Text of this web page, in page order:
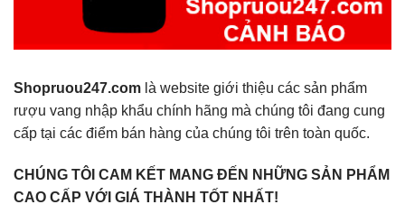
Shopruou247.com là website giới thiệu các sản phẩm
rượu vang nhập khẩu chính hãng mà chúng tôi đang cung
cấp tại các điểm bán hàng của chúng tôi trên toàn quốc.
CHÚNG TÔI CAM KẾT MANG ĐẾN NHỮNG SẢN PHẨM
CAO CẤP VỚI GIÁ THÀNH TỐT NHẤT!